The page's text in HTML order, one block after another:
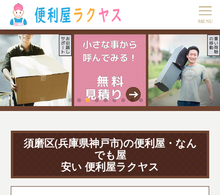
須磨区(兵庫県神戸市)の便利屋・なん
でも屋
安い 便利屋ラクヤス